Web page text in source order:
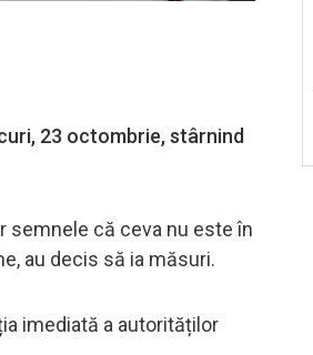
23 octombrie, stârnind
semnele că ceva nu este în
au decis să ia măsuri.
imediată a autorităților